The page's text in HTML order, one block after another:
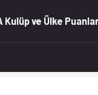
(14.05.2026)
Kulüp ve Ülke